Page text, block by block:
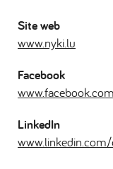
Site web
www.nyki.lu
Facebook
LinkedIn